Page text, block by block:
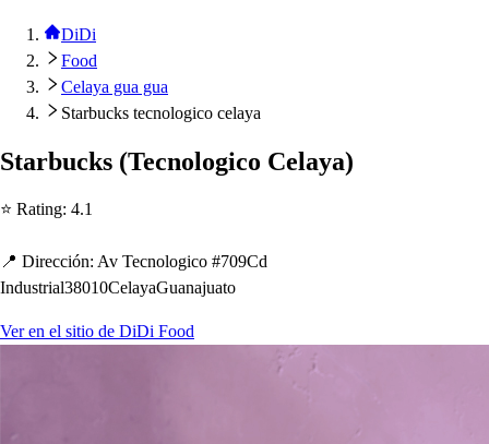
DiDi
Food
Celaya gua gua
Starbucks tecnologico celaya
Starbucks (Tecnologico Celaya)
⭐ Rating: 4.1
📍 Dirección: Av Tecnologico #709Cd
Industrial38010CelayaGuanajuato
Ver en el sitio de DiDi Food